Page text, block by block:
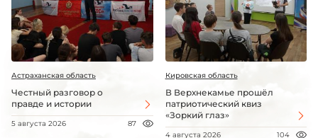
Астраханская область
Честный разговор о
правде и истории
5 августа 2026 87
Кировская область
В Верхнекамье прошёл
патриотический квиз
«Зоркий глаз»
4 августа 2026 104